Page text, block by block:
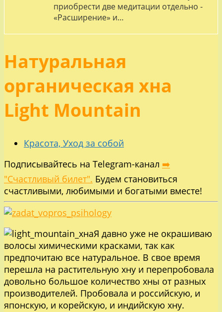
приобрести две медитации отдельно -
«Расширение» и…
Натуральная
органическая хна
Light Mountain
Красота, Уход за собой
Подписывайтесь на Telegram-канал ➡️
"Счастливый билет". Будем становиться
счастливыми, любимыми и богатыми вместе!
Я давно уже не окрашиваю
волосы химическими красками, так как
предпочитаю все натуральное. В свое время
перешла на растительную хну и перепробовала
довольно большое количество хны от разных
производителей. Пробовала и российскую, и
японскую, и корейскую, и индийскую хну.